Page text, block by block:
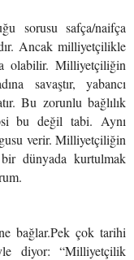
sorusu safça/naifça
Ancak milliyetçilikle
olabilir. Milliyetçiliğin
savaştır, yabancı
Bu zorunlu bağlılık
bu değil tabi. Aynı
verir. Milliyetçiliğin
dünyada kurtulmak
bağlar.Pek çok tarihi
diyor: “Milliyetçilik